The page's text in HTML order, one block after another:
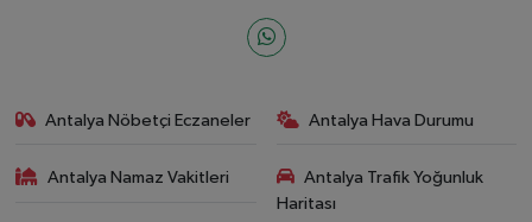
Antalya Nöbetçi Eczaneler Antalya Hava Durumu
Antalya Namaz Vakitleri
Antalya Trafik Yoğunluk
Haritası